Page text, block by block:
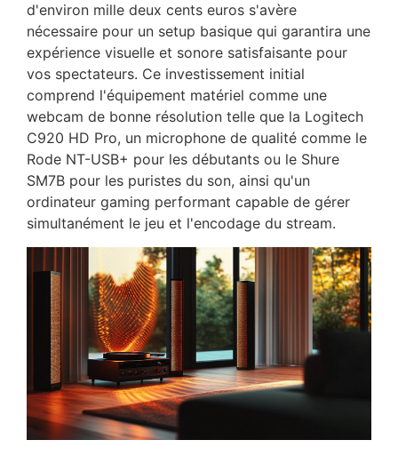
d'environ mille deux cents euros s'avère
nécessaire pour un setup basique qui garantira une
expérience visuelle et sonore satisfaisante pour
vos spectateurs. Ce investissement initial
comprend l'équipement matériel comme une
webcam de bonne résolution telle que la Logitech
C920 HD Pro, un microphone de qualité comme le
Rode NT-USB+ pour les débutants ou le Shure
SM7B pour les puristes du son, ainsi qu'un
ordinateur gaming performant capable de gérer
simultanément le jeu et l'encodage du stream.